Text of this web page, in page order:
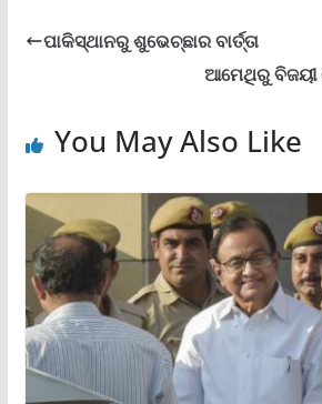
ପାକିସ୍ଥାନରୁ ଶୁଭେଚ୍ଛାର ବାର୍ତ୍ତା
ଆମେଥିରୁ ବିଜୟୀ
You May Also Like